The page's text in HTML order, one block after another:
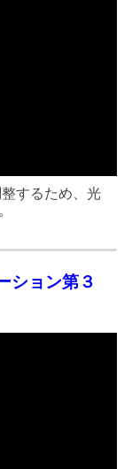
するため、光
ション第３